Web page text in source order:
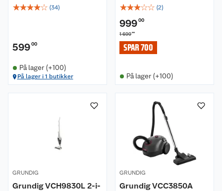
☆☆☆☆☆ (34)
59900
På lager (+100)
På lager i 1 butikker
☆☆☆☆☆ (2)
99900
1 69900
SPAR 700
På lager (+100)
GRUNDIG
Grundig VCH9830L 2-i-
GRUNDIG
Grundig VCC3850A